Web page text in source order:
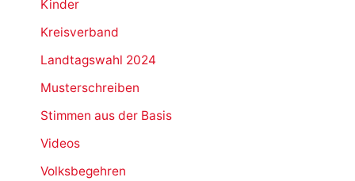
Kinder
Kreisverband
Landtagswahl 2024
Musterschreiben
Stimmen aus der Basis
Videos
Volksbegehren